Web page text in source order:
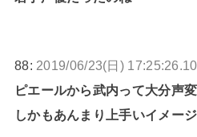
88: 2019/06/23(日) 17:25:26.10
ピエールから武内って大分声
しかもあんまり上手いイメー